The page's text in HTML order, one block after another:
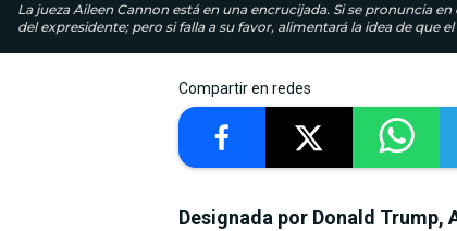
La jueza Aileen Cannon está en una encrucijada. Si se pronuncia
del expresidente; pero si falla a su favor, alimentará la idea de que
Compartir en redes
Designada por Donald